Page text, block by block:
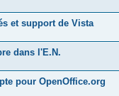
et support de Vista
dans l'E.N.
pour OpenOffice.org